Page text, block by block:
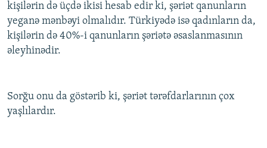
kişilərin də üçdə ikisi hesab edir ki, şəriət qanunların
yeganə mənbəyi olmalıdır. Türkiyədə isə qadınların da,
kişilərin də 40%-i qanunların şəriətə əsaslanmasının
əleyhinədir.
Sorğu onu da göstərib ki, şəriət tərəfdarlarının çox
yaşlılardır.